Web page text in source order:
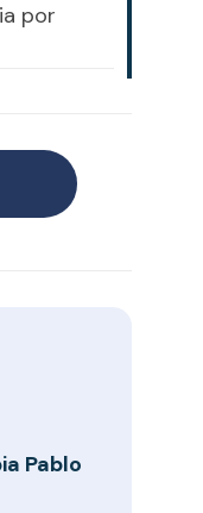
por
Pablo